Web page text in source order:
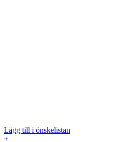
Lägg till i önskelistan
+